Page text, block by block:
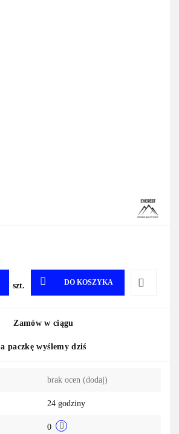
szt. DO KOSZYKA
Zamów w ciągu
a paczkę wyślemy dziś
brak ocen (dodaj)
24 godziny
0